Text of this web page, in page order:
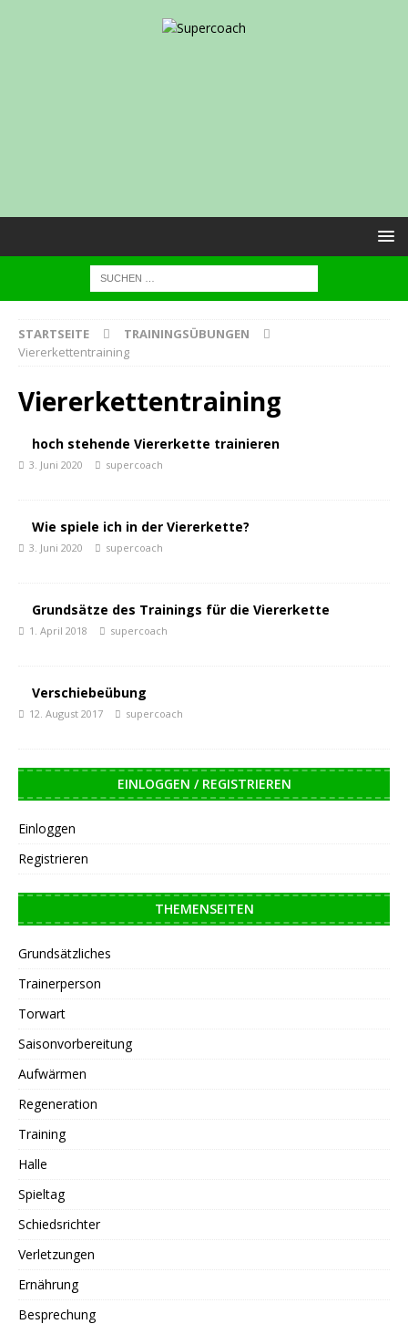
STARTSEITE
TRAININGSÜBUNGEN
Viererkettentraining
Viererkettentraining
hoch stehende Viererkette trainieren
3. Juni 2020 supercoach
Wie spiele ich in der Viererkette?
3. Juni 2020 supercoach
Grundsätze des Trainings für die Viererkette
1. April 2018 supercoach
Verschiebeübung
12. August 2017 supercoach
EINLOGGEN / REGISTRIEREN
Einloggen
Registrieren
THEMENSEITEN
Grundsätzliches
Trainerperson
Torwart
Saisonvorbereitung
Aufwärmen
Regeneration
Training
Halle
Spieltag
Schiedsrichter
Verletzungen
Ernährung
Besprechung